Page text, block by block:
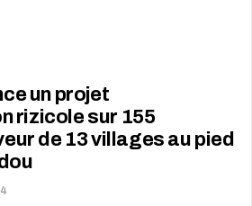
un projet
rizicole sur 155
de 13 villages au pied